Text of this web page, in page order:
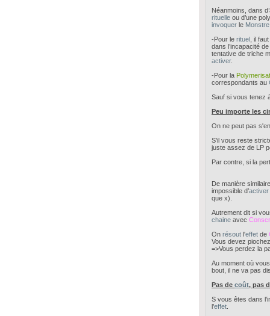
Néanmoins, dans
rituelle ou d’une
invoquer le Monstre
-Pour le rituel , il
dans l’incapacité
tentative de triche
activer.
-Pour la
correspondants au
Sauf si vous tenez
Peu importe les
On ne peut pas
S’il vous reste
juste assez de LP
Par contre, si la
De manière
impossible d’activer
que x).
Autrement dit si
chaine avec
On résout l'effet de
Vous devez
=>Vous perdez la
Au moment où
bout, il ne va pas
Pas de coût, pas
S vous êtes dans
l’effet